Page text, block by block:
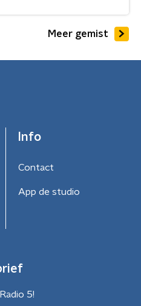
Meer gemist
Info
Contact
App de studio
5!